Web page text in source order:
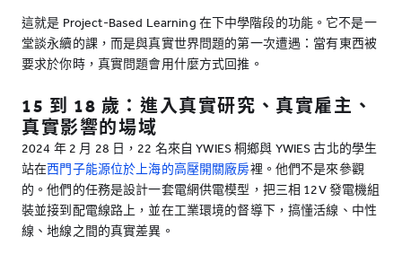
這就是 Project-Based Learning 在下中學階段的功能。它不是一
堂談永續的課，而是與真實世界問題的第一次遭遇：當有東西被
要求於你時，真實問題會用什麼方式回推。
15 到 18 歲：進入真實研究、真實雇主、
真實影響的場域
2024 年 2 月 28 日，22 名來自 YWIES 桐鄉與 YWIES 古北的學生
站在西門子能源位於上海的高壓開關廠房裡。他們不是來參觀
的。他們的任務是設計一套電網供電模型，把三相 12V 發電機組
裝並接到配電線路上，並在工業環境的督導下，搞懂活線、中性
線、地線之間的真實差異。